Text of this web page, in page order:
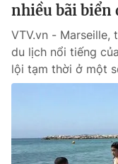
nhiều bãi biển
VTV.vn - Marseille,
du lịch nổi tiếng
lội tạm thời ở một